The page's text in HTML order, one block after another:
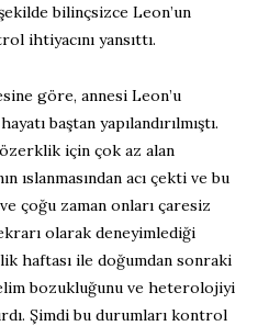
bilinçsizce Leon’un
ihtiyacını yansıttı.
göre, annesi Leon’u
baştan yapılandırılmıştı.
için çok az alan
ıslanmasından acı çekti ve bu
çoğu zaman onları çaresiz
olarak deneyimlediği
haftası ile doğumdan sonraki
bozukluğunu ve heterolojiyi
Şimdi bu durumları kontrol